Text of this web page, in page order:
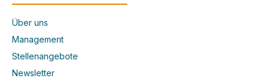
Über uns
Management
Stellenangebote
Newsletter